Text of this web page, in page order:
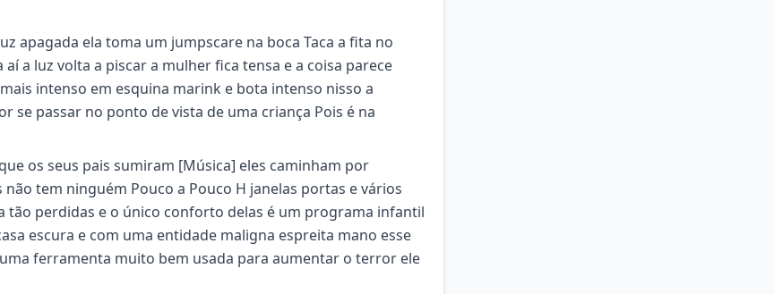
apagada ela toma um jumpscare na boca Taca a fita no
a luz volta a piscar a mulher fica tensa e a coisa parece
intenso em esquina marink e bota intenso nisso a
se passar no ponto de vista de uma criança Pois é na
os seus pais sumiram [Música] eles caminham por
tem ninguém Pouco a Pouco H janelas portas e vários
tão perdidas e o único conforto delas é um programa infantil
escura e com uma entidade maligna espreita mano esse
ferramenta muito bem usada para aumentar o terror ele